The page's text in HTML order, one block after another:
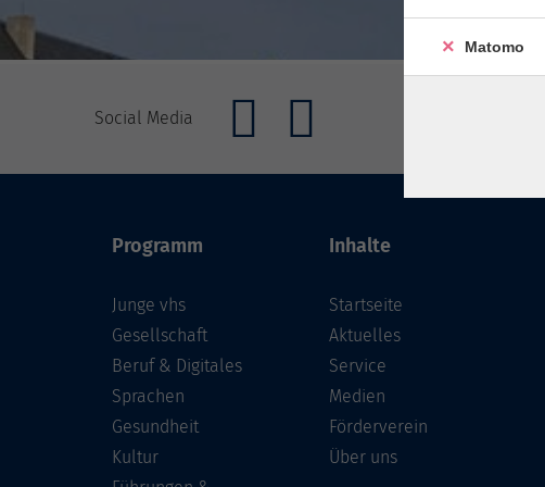
Social Media
Programm
Junge vhs
Gesellschaft
Beruf & Digitales
Sprachen
Gesundheit
Kultur
Inhalte
Startseite
Aktuelles
Service
Medien
Förderverein
Über uns
Matomo